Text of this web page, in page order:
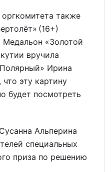
также
(16+)
Медальон «Золотой
вручила
Ирина
эту картину
будет посмотреть
Альперина
специальных
приза по решению